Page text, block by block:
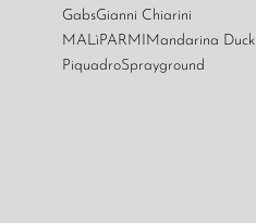
GabsGianni Chiarini
MALìPARMI Mandarina Duck
PiquadroSprayground